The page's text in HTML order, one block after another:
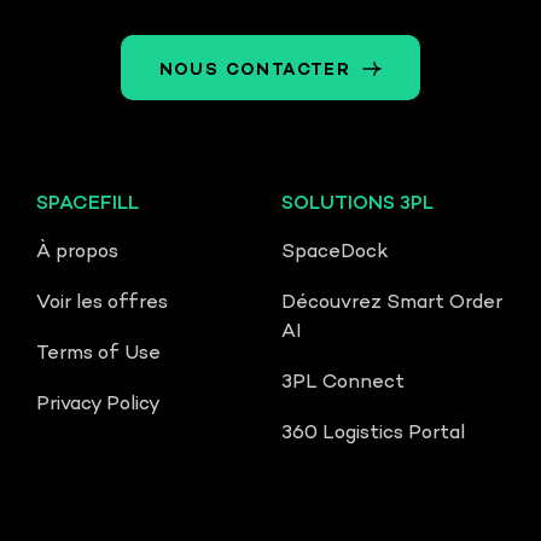
NOUS CONTACTER
SPACEFILL
À propos
Voir les offres
Terms of Use
Privacy Policy
SOLUTIONS 3PL
SpaceDock
Découvrez Smart Order
AI
3PL Connect
360 Logistics Portal